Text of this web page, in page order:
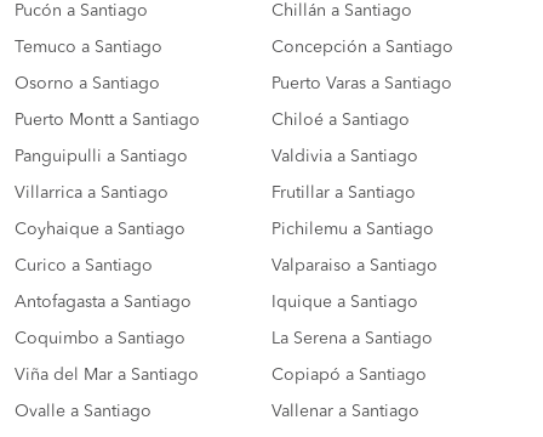
Pucón a Santiago Chillán a Santiago
Temuco a Santiago Concepción a Santiago
Osorno a Santiago Puerto Varas a Santiago
Puerto Montt a Santiago Chiloé a Santiago
Panguipulli a Santiago Valdivia a Santiago
Villarrica a Santiago Frutillar a Santiago
Coyhaique a Santiago Pichilemu a Santiago
Curico a Santiago Valparaiso a Santiago
Antofagasta a Santiago Iquique a Santiago
Coquimbo a Santiago La Serena a Santiago
Viña del Mar a Santiago Copiapó a Santiago
Ovalle a Santiago Vallenar a Santiago